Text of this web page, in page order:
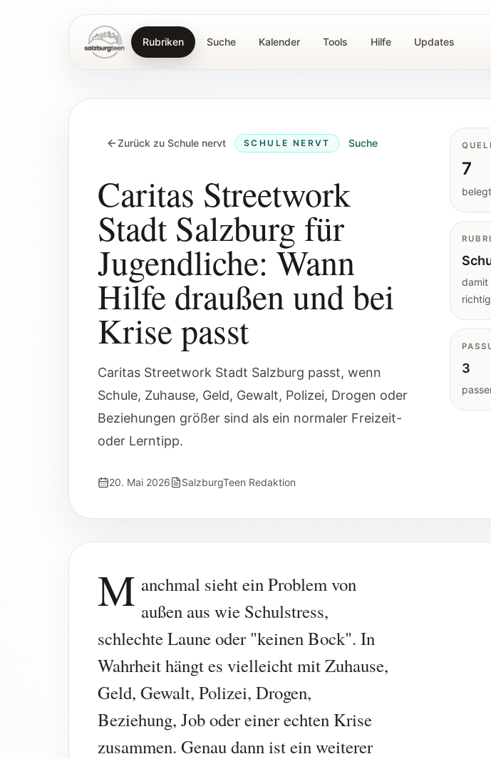
SalzburgTeenRubriken Suche Kalender Tools Hilfe Updates
Zurück zu Schule nervt SCHULE NERVT Suche
Caritas Streetwork
Stadt Salzburg für
Jugendliche: Wann
Hilfe draußen und bei
Krise passt
Caritas Streetwork Stadt Salzburg passt, wenn
Schule, Zuhause, Geld, Gewalt, Polizei, Drogen oder
Beziehungen größer sind als ein normaler Freizeit-
oder Lerntipp.
20. Mai 2026 SalzburgTeen Redaktion
7
damit
3
M anchmal sieht ein Problem von
außen aus wie Schulstress,
schlechte Laune oder "keinen Bock". In
Wahrheit hängt es vielleicht mit Zuhause,
Geld, Gewalt, Polizei, Drogen,
Beziehung, Job oder einer echten Krise
zusammen. Genau dann ist ein weiterer